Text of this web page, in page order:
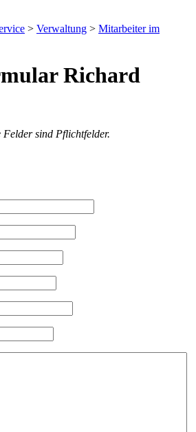
> Verwaltung > Mitarbeiter im
Richard
Felder sind Pflichtfelder.